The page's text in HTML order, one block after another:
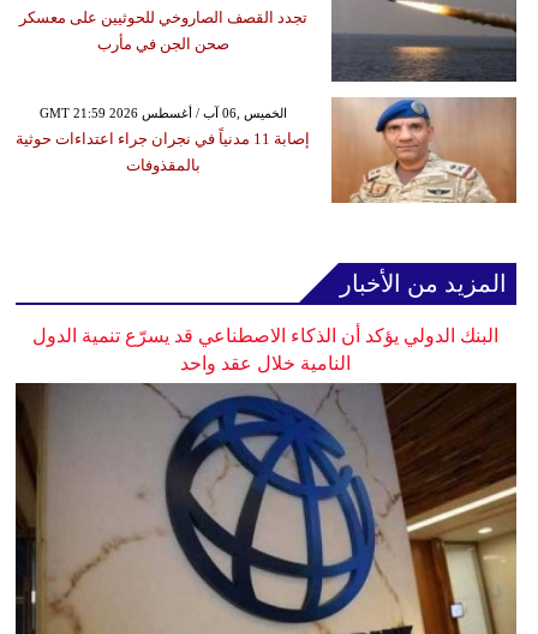
تجدد القصف الصاروخي للحوثيين على معسكر
صحن الجن في مأرب
GMT 21:59 2026 الخميس ,06 آب / أغسطس
إصابة 11 مدنياً في نجران جراء اعتداءات حوثية
بالمقذوفات
المزيد من الأخبار
البنك الدولي يؤكد أن الذكاء الاصطناعي قد يسرّع تنمية الدول
النامية خلال عقد واحد